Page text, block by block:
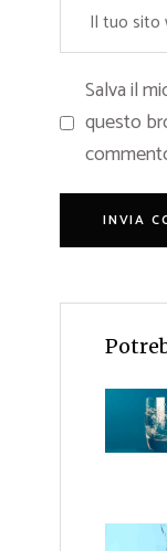
Salva il
questo